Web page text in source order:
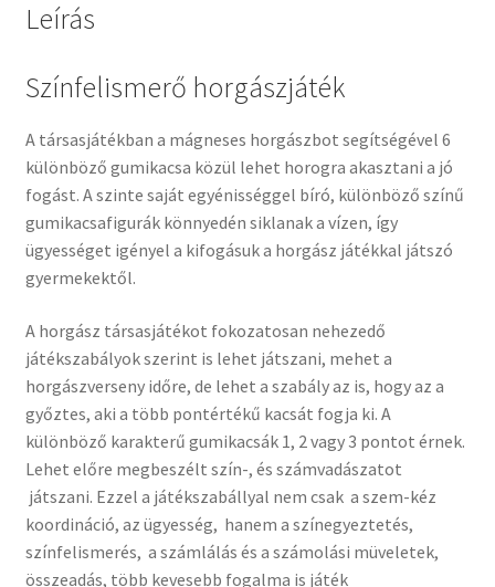
Leírás
Színfelismerő horgászjáték
A társasjátékban a mágneses horgászbot segítségével 6
különböző gumikacsa közül lehet horogra akasztani a jó
fogást. A szinte saját egyénisséggel bíró, különböző színű
gumikacsafigurák könnyedén siklanak a vízen, így
ügyességet igényel a kifogásuk a horgász játékkal játszó
gyermekektől.
A horgász társasjátékot fokozatosan nehezedő
játékszabályok szerint is lehet játszani, mehet a
horgászverseny időre, de lehet a szabály az is, hogy az a
győztes, aki a több pontértékű kacsát fogja ki. A
különböző karakterű gumikacsák 1, 2 vagy 3 pontot érnek.
Lehet előre megbeszélt szín-, és számvadászatot
játszani. Ezzel a játékszabállyal nem csak a szem-kéz
koordináció, az ügyesség, hanem a színegyeztetés,
színfelismerés, a számlálás és a számolási müveletek,
összeadás, több kevesebb fogalma is játék